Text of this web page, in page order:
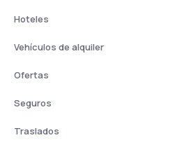
Hoteles
Vehículos de alquiler
Ofertas
Seguros
Traslados